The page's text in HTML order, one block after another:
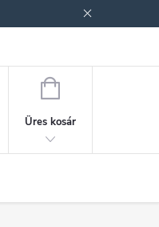
KOSÁR
Üres kosár